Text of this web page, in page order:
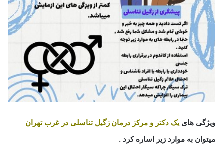
ویژگی های یک دکتر و مرکز درمان زگیل تناسلی در غرب تهران
میتوان به موارد زیر اساره کرد .